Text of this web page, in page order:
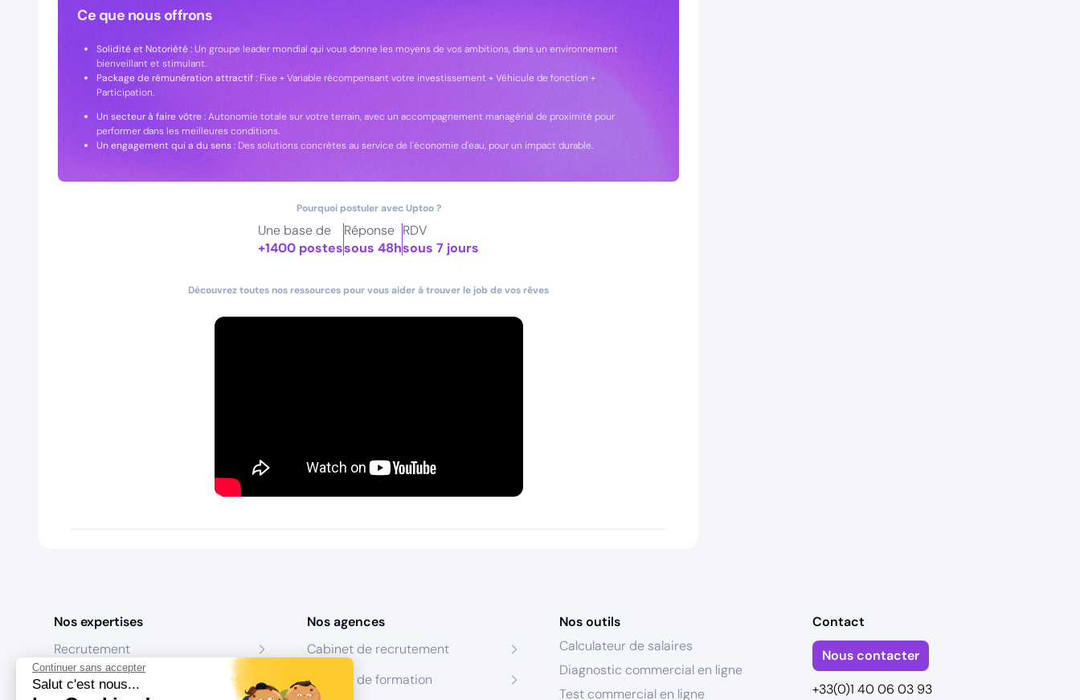
Continuer sans accepter
Salut c'est nous...
Ce que nous offrons
Solidité et Notoriété :Un groupe leader mondial qui vous donne les moyens de vos ambitions, dans un environnement
bienveillant et stimulant.
Package de rémunération attractif : Fixe + Variable récompensant votre investissement + Véhicule de fonction +
Participation.
Un secteur à faire vôtre :Autonomie totale sur votre terrain, avec un accompagnement managérial de proximité pour
performer dans les meilleures conditions.
Un engagement qui a du sens : Des solutions concrètes au service de l'économie d'eau, pour un impact durable.
Pourquoi postuler avec Uptoo ?
Une base de
+1400 postes
Réponse
sous 48h
RDV
sous 7 jours
Découvrez toutes nos ressources pour vous aider à trouver le job de vos rêves
Nos expertises
Recrutement
Formation
Nos agences
Cabinet de recrutement
Centres de formation
Nos outils
Calculateur de salaires
Diagnostic commercial en ligne
Test commercial en ligne
Contact
Nous contacter
+33(0)1 40 06 03 93